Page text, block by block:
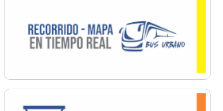
Ordenamiento
Promoción Social
Salud
Secretaría General